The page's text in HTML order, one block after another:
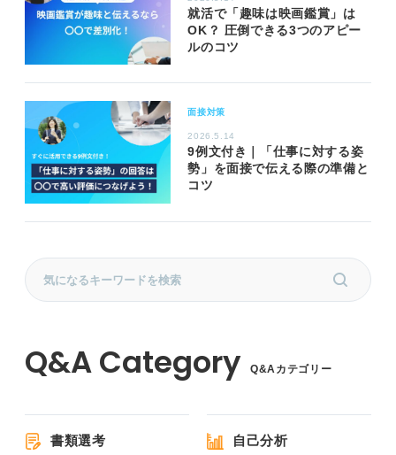
就活で「趣味は映画鑑賞」は
OK？ 圧倒できる3つのアピー
ルのコツ
面接対策
2026.5.14
9例文付き｜「仕事に対する姿
勢」を面接で伝える際の準備と
コツ
Q&Aカテゴリー
書類選考 自己分析